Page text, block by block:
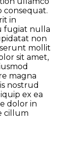
consequat.
in
fugiat nulla
non
mollit
sit amet,
magna
nostrud
ex ea
dolor in
cillum